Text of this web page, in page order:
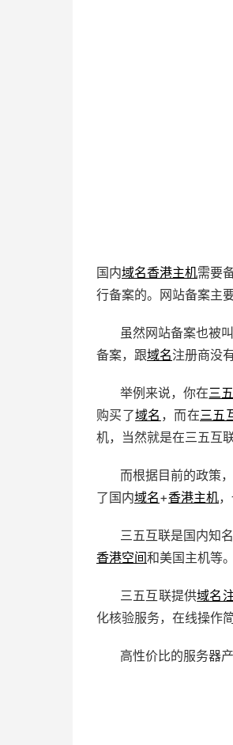
国内域名香港主机需要
行备案的。网站备案主
虽然网站备案也被
备案，跟域名注册商没
举例来说，你在三
购买了域名 ，而在三五
机，当然就是在三五互
而根据目前的政策
了国内域名+香港主机
三五互联是国内知
香港空间和美国主机等。
三五互联提供域名
化核验服务，在线操作
高性价比的服务器